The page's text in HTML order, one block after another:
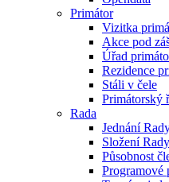
Primátor
Vizitka
Akce pod
Úřad
Rezidence
Stáli v čele
Primátorský
Rada
Jednání
Složení Rady
Působnost
Programové